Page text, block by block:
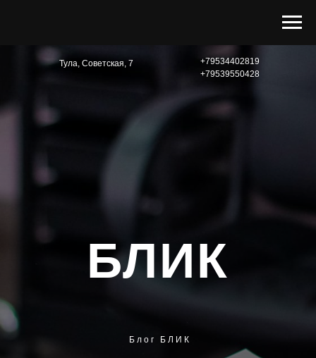
БЛИК
Блог БЛИК
Тула, Советская, 7
+79534402819
+79539550428